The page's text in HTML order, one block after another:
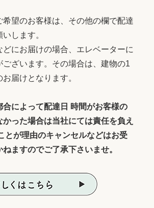
希望のお客様は、その他の欄で配達
します。
どにお届けの場合、エレベーターに
ございます。その場合は、建物の1
届けとなります。
によって配達日 時間がお客様の
かった場合は当社にては責任を負え
とが理由のキャンセルなどはお受
ますのでご了承下さいませ。